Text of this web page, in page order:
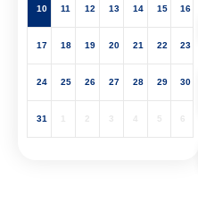
10 11 12 13 14 15 16
17 18 19 20 21 22 23
24 25 26 27 28 29 30
31